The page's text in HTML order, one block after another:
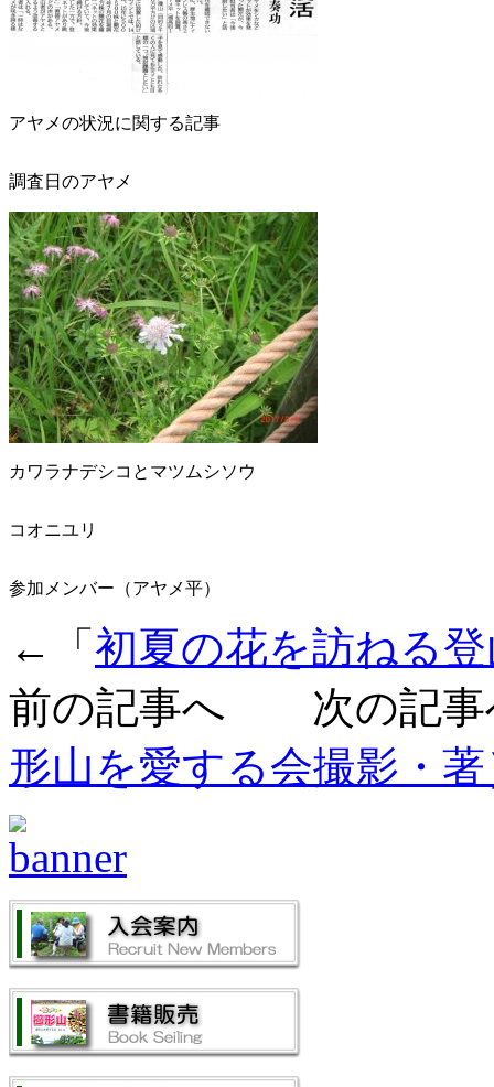
アヤメの状況に関する記事
調査日のアヤメ
カワラナデシコとマツムシソウ
コオニユリ
参加メンバー（アヤメ平）
←「 初夏の花を訪ねる
前の記事へ 次の記事
形山を愛する会撮影・